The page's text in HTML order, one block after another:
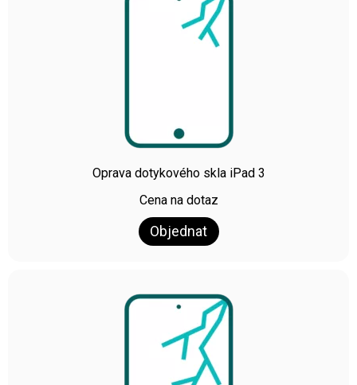
Oprava dotykového skla iPad 3
Cena na dotaz
Objednat